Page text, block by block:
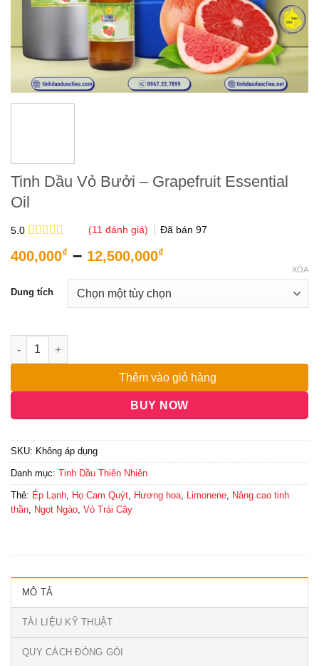
Tinh Dầu Vỏ Bưởi – Grapefruit Essential
Oil
5.0
trên 5
dựa trên
(11 đánh giá) Đã bán 97
400,000₫ – 12,500,000₫
từ
400,000₫
Dung tích
XÓA
Thêm vào giỏ hàng
BUY NOW
SKU: Không áp dụng
Danh mục: Tinh Dầu Thiên Nhiên
Thẻ: Ép Lạnh, Họ Cam Quýt, Hương hoa, Limonene, Nâng cao tinh
thần, Ngọt Ngào, Vỏ Trái Cây
MÔ TẢ
TÀI LIỆU KỸ THUẬT
QUY CÁCH ĐÓNG GÓI